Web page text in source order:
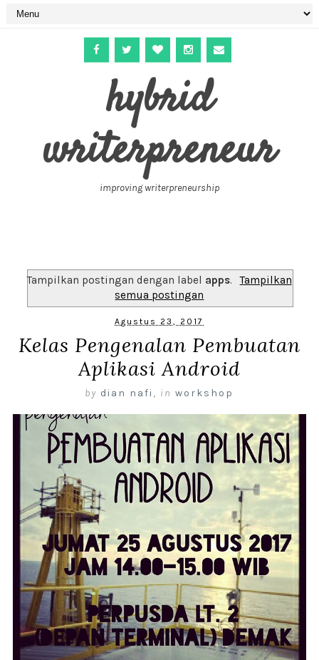
hybrid
writerpreneur
improving writerpreneurship
Tampilkan postingan dengan label apps.
Tampilkan
semua postingan
Agustus 23, 2017
Kelas Pengenalan Pembuatan
Aplikasi Android
by dian nafi , in workshop